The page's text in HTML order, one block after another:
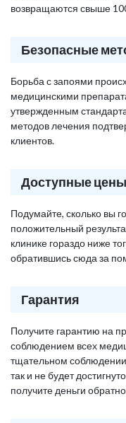
возвращаются свыше
Безопасные
Борьба с запоями
медицинскими
утвержденным
методов лечения
клиентов.
Доступные цены
Подумайте, сколько вы
положительный
клинике гораздо ниже
обратившись сюда за
Гарантия
Получите гарантию на
соблюдением всех
тщательном
так и не будет
получите деньги